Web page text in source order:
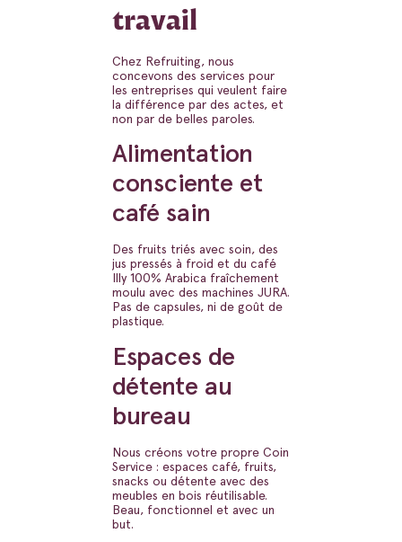
travail
Chez Refruiting, nous
concevons des services pour
les entreprises qui veulent faire
la différence par des actes, et
non par de belles paroles.
Alimentation
consciente et
café sain
Des fruits triés avec soin, des
jus pressés à froid et du café
Illy 100% Arabica fraîchement
moulu avec des machines JURA.
Pas de capsules, ni de goût de
plastique.
Espaces de
détente au
bureau
Nous créons votre propre Coin
Service : espaces café, fruits,
snacks ou détente avec des
meubles en bois réutilisable.
Beau, fonctionnel et avec un
but.